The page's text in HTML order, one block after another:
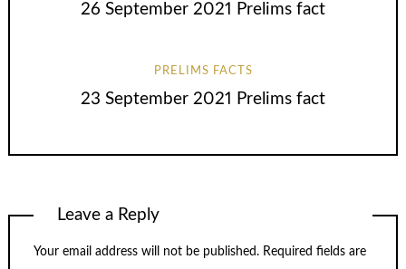
26 September 2021 Prelims fact
PRELIMS FACTS
23 September 2021 Prelims fact
Leave a Reply
Your email address will not be published. Required fields are